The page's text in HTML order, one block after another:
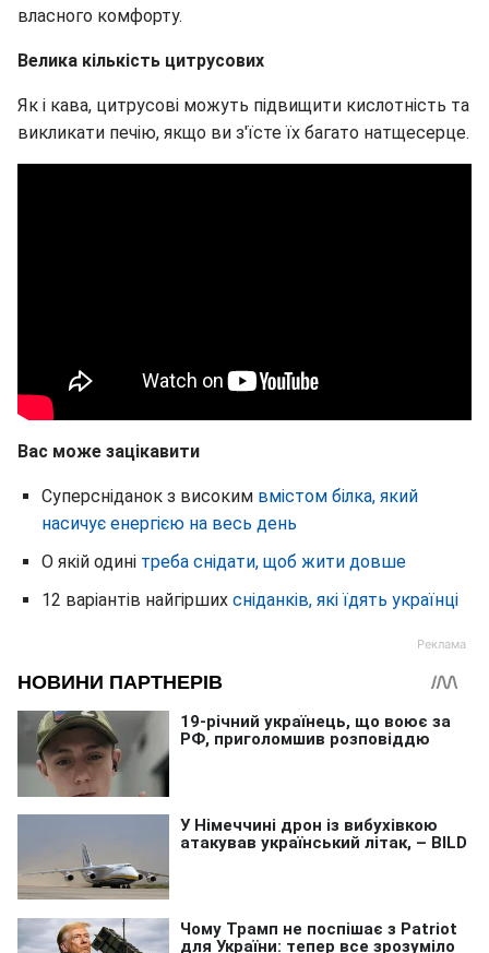
власного комфорту.
Велика кількість цитрусових
Як і кава, цитрусові можуть підвищити кислотність та
викликати печію, якщо ви з'їсте їх багато натщесерце.
Вас може зацікавити
Суперсніданок з високим вмістом білка, який
насичує енергією на весь день
О якій одині треба снідати, щоб жити довше
12 варіантів найгірших сніданків, які їдять українці